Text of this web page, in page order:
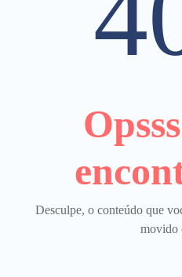
Desculpe, o conteúdo que
movido